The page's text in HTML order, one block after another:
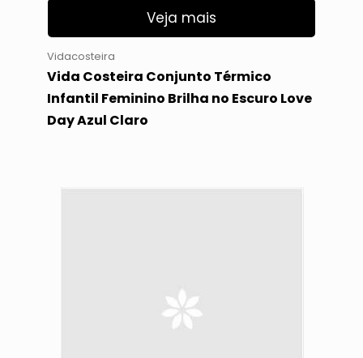
Veja mais
Vidacosteira
Vida Costeira Conjunto Térmico
Infantil Feminino Brilha no Escuro Love
Day Azul Claro